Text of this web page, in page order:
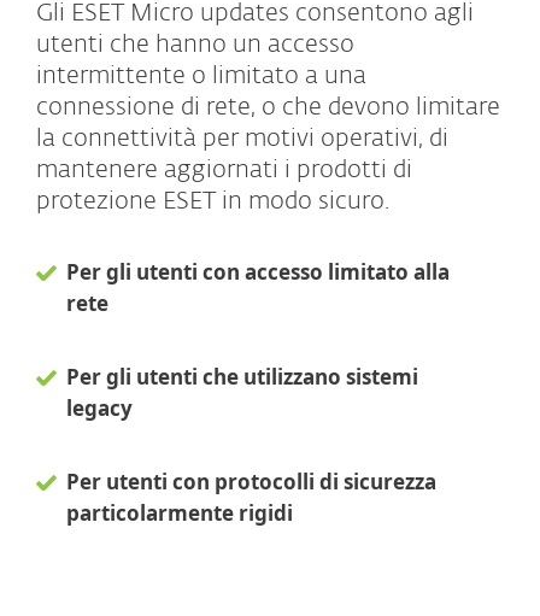
Gli ESET Micro updates consentono agli
utenti che hanno un accesso
intermittente o limitato a una
connessione di rete, o che devono limitare
la connettività per motivi operativi, di
mantenere aggiornati i prodotti di
protezione ESET in modo sicuro.
Per gli utenti con accesso limitato alla
rete
Per gli utenti che utilizzano sistemi
legacy
Per utenti con protocolli di sicurezza
particolarmente rigidi